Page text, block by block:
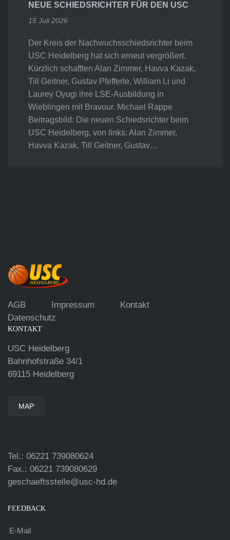
NEUE SCHIEDSRICHTER FÜR DEN USC
15 Juli 2026
Der Kreis der Nachwuchsschiedsrichter beim
USC Heidelberg hat sich erneut vergrößert.
Kürzlich schafften Alan Zimmer, Havva Kazak,
Till Geitner, Gustav Pfefferle, William Li und
Laurey Oyugi ihre LSE-Ausbildung in
Wieblingen mit Bravour. Michael Rappe
Beitragsbild: Die neuen Schiedsrichter beim
USC Heidelberg, von links: Alan Zimmer,
Havva Kazak, Till Geitner, Gustav…
AGB Impressum
Kontakt
Datenschutz
KONTAKT
USC Heidelberg
Bahnhofstraße 34/1
69115 Heidelberg
MAP
Tel.: 06221 739080624
Fax.: 06221 739080629
geschaeftsstelle@usc-hd.de
FEEDBACK